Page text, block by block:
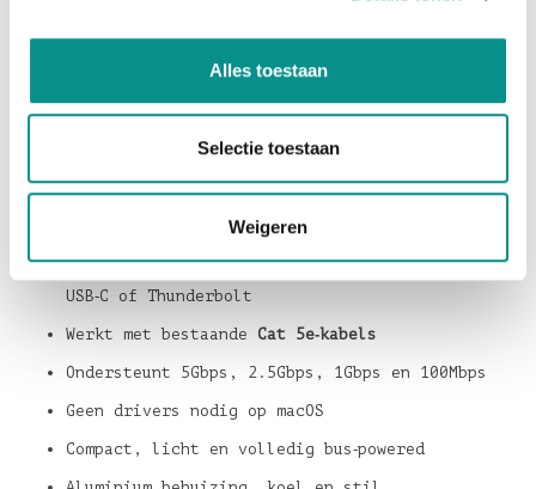
Alles toestaan
Selectie toestaan
Weigeren
bus‑powered en direct klaar voor gebruik. De stevige
aluminium behuizing blijft koel en stil, en door het
Ideaal voor snelle verbindingen met een NAS, server
of professionele netwerkopstelling.
Belangrijkste kenmerken
USB‑C of Thunderbolt
Werkt met bestaande Cat 5e‑kabels
Ondersteunt 5Gbps, 2.5Gbps, 1Gbps en 100Mbps
Geen drivers nodig op macOS
Compact, licht en volledig bus‑powered